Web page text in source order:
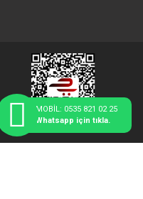
MOBİL: 0535 821 02 25
Whatsapp için tıkla.